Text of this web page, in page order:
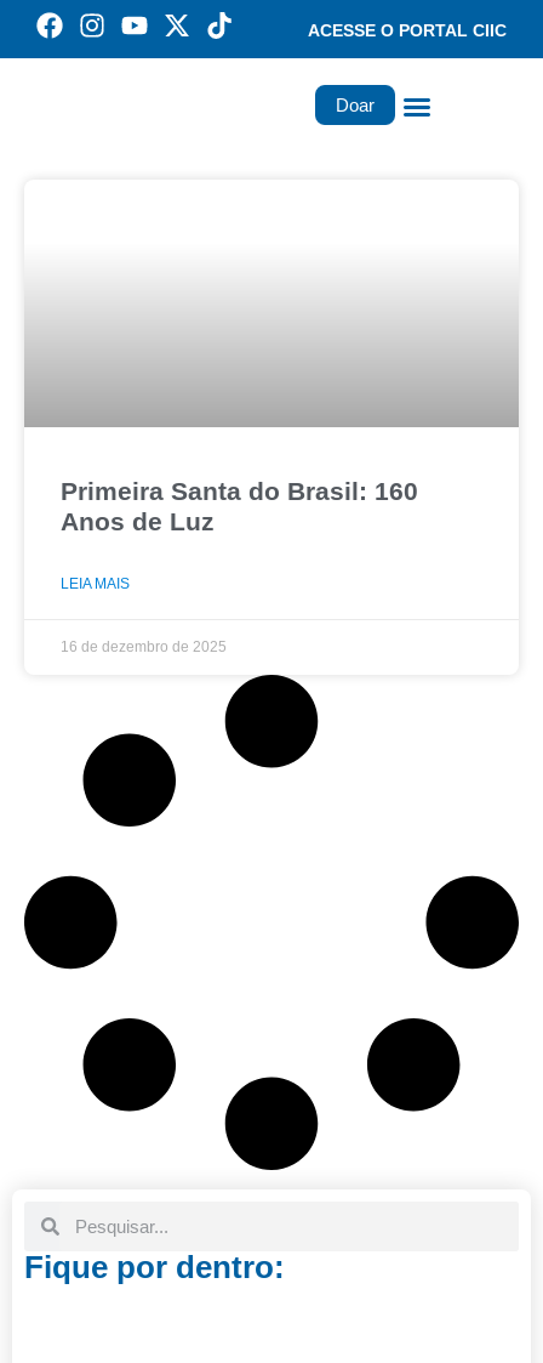
ACESSE O PORTAL CIIC
Doar
Primeira Santa do Brasil: 160
Anos de Luz
LEIA MAIS
16 de dezembro de 2025
Fique por dentro: